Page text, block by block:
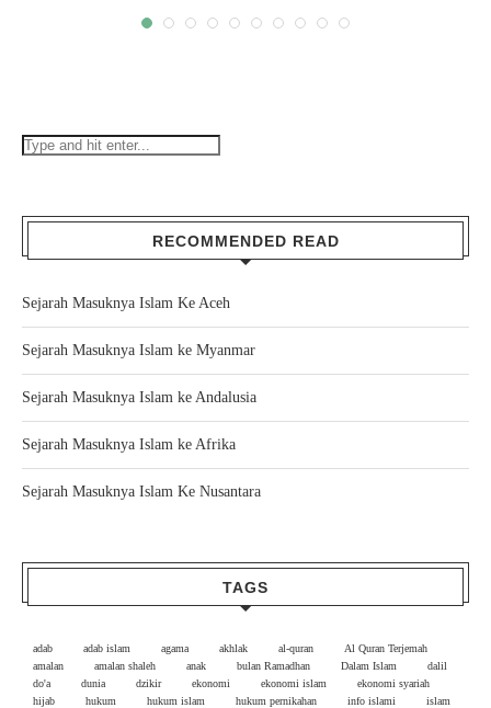
RECOMMENDED READ
Sejarah Masuknya Islam Ke Aceh
Sejarah Masuknya Islam ke Myanmar
Sejarah Masuknya Islam ke Andalusia
Sejarah Masuknya Islam ke Afrika
Sejarah Masuknya Islam Ke Nusantara
TAGS
adab adab islam agama akhlak al-quran
Al Quran Terjemah
amalan
amalan shaleh anak bulan Ramadhan Dalam Islam
dalil
do'a
dunia dzikir ekonomi ekonomi islam
ekonomi syariah
hijab
hukum hukum islam hukum pernikahan info islami
islam